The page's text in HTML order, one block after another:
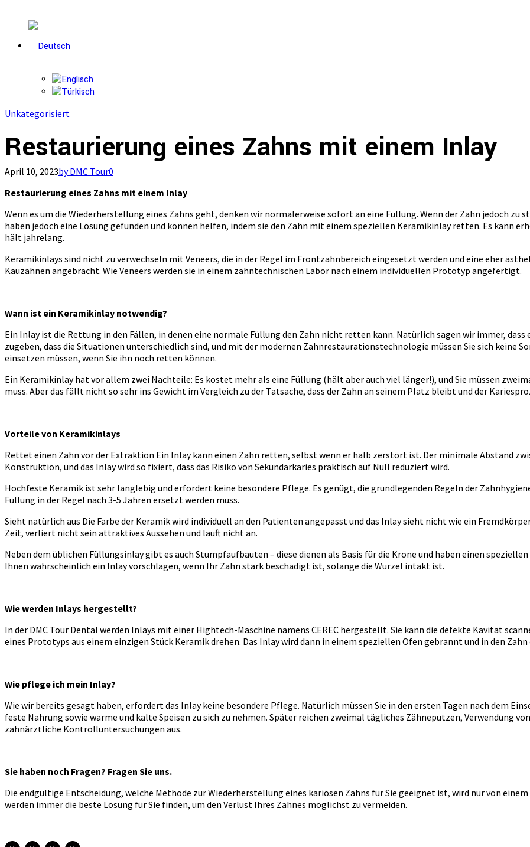
Unkategorisiert
Restaurierung eines Zahns mit einem Inlay
April 10, 2023by DMC Tour0
Restaurierung eines Zahns mit einem Inlay
Wenn es um die Wiederherstellung eines Zahns geht, denken wir normalerweise sofort an eine Füllung. Wenn der Zahn jedoch
haben jedoch eine Lösung gefunden und können helfen, indem sie den Zahn mit einem speziellen Keramikinlay retten. Es kann
hält jahrelang.
Keramikinlays sind nicht zu verwechseln mit Veneers, die in der Regel im Frontzahnbereich eingesetzt werden und eine eher
Kauzähnen angebracht. Wie Veneers werden sie in einem zahntechnischen Labor nach einem individuellen Prototyp angefertigt.
Wann ist ein Keramikinlay notwendig?
Ein Inlay ist die Rettung in den Fällen, in denen eine normale Füllung den Zahn nicht retten kann. Natürlich sagen wir immer,
zugeben, dass die Situationen unterschiedlich sind, und mit der modernen Zahnrestaurationstechnologie müssen Sie sich keine
einsetzen müssen, wenn Sie ihn noch retten können.
Ein Keramikinlay hat vor allem zwei Nachteile: Es kostet mehr als eine Füllung (hält aber auch viel länger!), und Sie müssen
muss. Aber das fällt nicht so sehr ins Gewicht im Vergleich zu der Tatsache, dass der Zahn an seinem Platz bleibt und der
Vorteile von Keramikinlays
Rettet einen Zahn vor der Extraktion Ein Inlay kann einen Zahn retten, selbst wenn er halb zerstört ist. Der minimale Abstand
Konstruktion, und das Inlay wird so fixiert, dass das Risiko von Sekundärkaries praktisch auf Null reduziert wird.
Hochfeste Keramik ist sehr langlebig und erfordert keine besondere Pflege. Es genügt, die grundlegenden Regeln der
Füllung in der Regel nach 3-5 Jahren ersetzt werden muss.
Sieht natürlich aus Die Farbe der Keramik wird individuell an den Patienten angepasst und das Inlay sieht nicht wie ein
Zeit, verliert nicht sein attraktives Aussehen und läuft nicht an.
Neben dem üblichen Füllungsinlay gibt es auch Stumpfaufbauten – diese dienen als Basis für die Krone und haben einen
Ihnen wahrscheinlich ein Inlay vorschlagen, wenn Ihr Zahn stark beschädigt ist, solange die Wurzel intakt ist.
Wie werden Inlays hergestellt?
In der DMC Tour Dental werden Inlays mit einer Hightech-Maschine namens CEREC hergestellt. Sie kann die defekte Kavität
eines Prototyps aus einem einzigen Stück Keramik drehen. Das Inlay wird dann in einem speziellen Ofen gebrannt und in den
Wie pflege ich mein Inlay?
Wie wir bereits gesagt haben, erfordert das Inlay keine besondere Pflege. Natürlich müssen Sie in den ersten Tagen nach dem
feste Nahrung sowie warme und kalte Speisen zu sich zu nehmen. Später reichen zweimal tägliches Zähneputzen, Verwendung
zahnärztliche Kontrolluntersuchungen aus.
Sie haben noch Fragen? Fragen Sie uns.
Die endgültige Entscheidung, welche Methode zur Wiederherstellung eines kariösen Zahns für Sie geeignet ist, wird nur von
werden immer die beste Lösung für Sie finden, um den Verlust Ihres Zahnes möglichst zu vermeiden.